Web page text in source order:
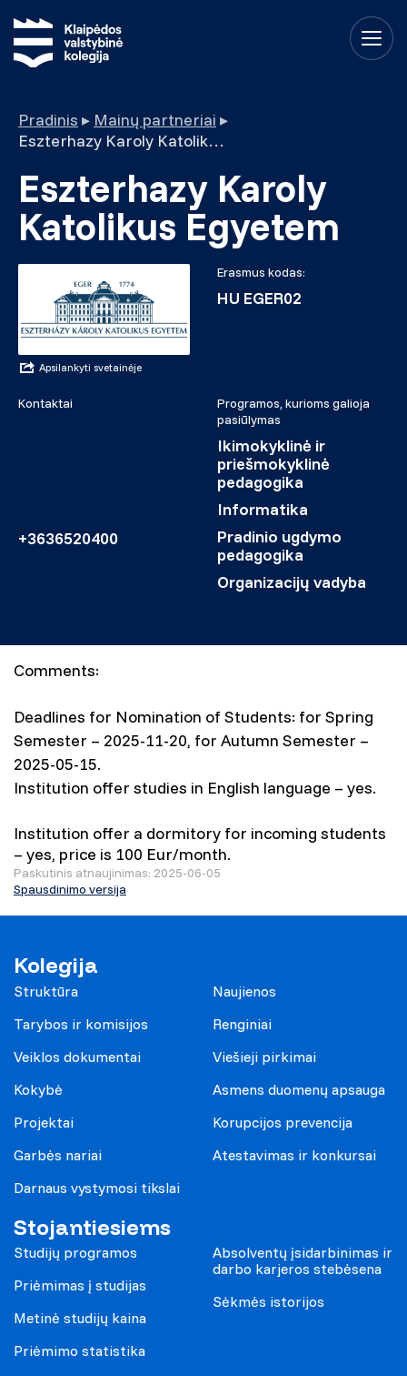
Pradinis ▸ Mainų partneriai ▸
Eszterhazy Karoly Katolikus Egyetem
Eszterhazy Karoly
Katolikus Egyetem
Apsilankyti svetainėje
Erasmus kodas:
HU EGER02
Kontaktai
+3636520400
Programos, kurioms galioja
pasiūlymas
Ikimokyklinė ir
priešmokyklinė
pedagogika
Informatika
Pradinio ugdymo
pedagogika
Organizacijų vadyba
Comments:
Deadlines for Nomination of Students: for Spring
Semester – 2025-11-20, for Autumn Semester –
2025-05-15.
Institution offer studies in English language – yes.
Institution offer a dormitory for incoming students
– yes, price is 100 Eur/month.
Paskutinis atnaujinimas: 2025-06-05
Spausdinimo versija
Kolegija
Struktūra
Tarybos ir komisijos
Veiklos dokumentai
Kokybė
Projektai
Garbės nariai
Darnaus vystymosi tikslai
Naujienos
Renginiai
Viešieji pirkimai
Asmens duomenų apsauga
Korupcijos prevencija
Atestavimas ir konkursai
Stojantiesiems
Studijų programos
Priėmimas į studijas
Metinė studijų kaina
Priėmimo statistika
Absolventų įsidarbinimas ir
darbo karjeros stebėsena
Sėkmės istorijos